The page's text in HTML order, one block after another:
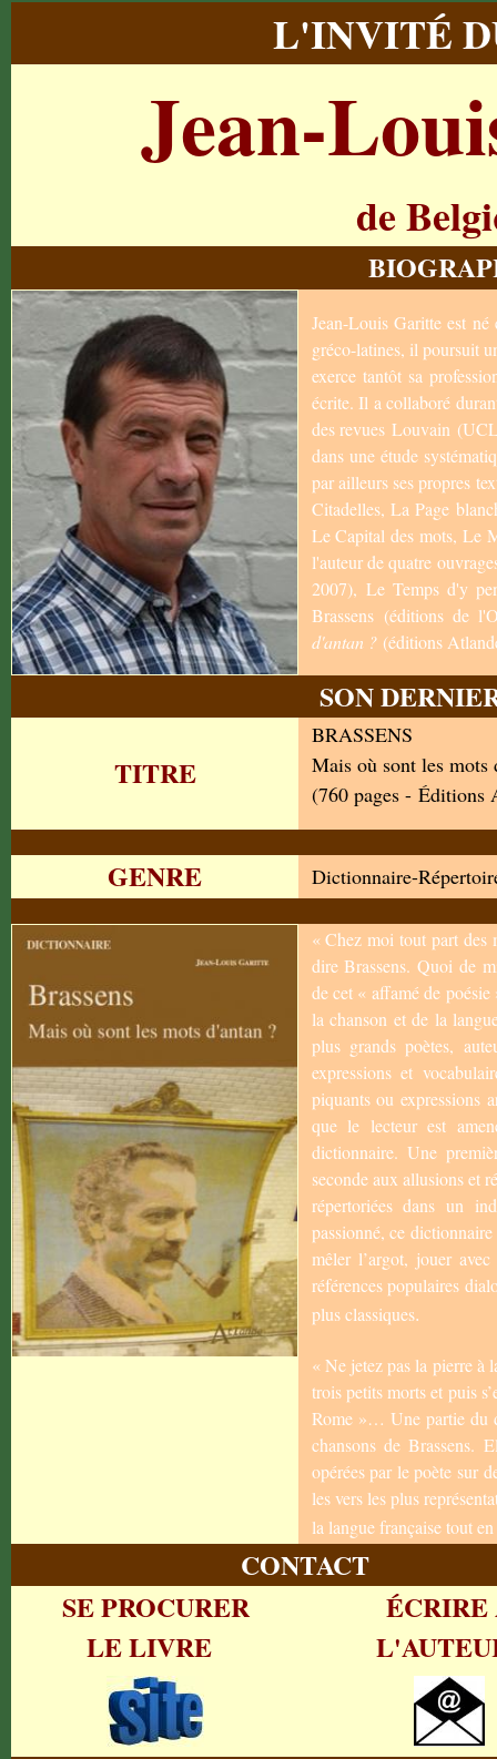
L'INVITÉ
Jean-
de
Jean-Louis Garitte est
gréco-latines, il poursuit
exerce tantôt sa
écrite. Il a collaboré
des revues Louvain
dans une étude
par ailleurs ses propres
Citadelles, La Page
Le Capital des mots, Le
l'auteur de quatre
2007), Le Temps d'y
Brassens (éditions de
d'antan ? (éditions
SON
TITRE
BRASSENS
Mais où sont les mots
(760 pages - Éditions
GENRE Dictionnaire-
« Chez moi tout part des
dire Brassens. Quoi de
de cet « affamé de
la chanson et de la
plus grands poètes,
expressions et
piquants ou expressions
que le lecteur est
dictionnaire. Une
seconde aux allusions et
répertoriées dans un
passionné, ce
mêler l’argot, jouer
références populaires
plus classiques.
« Ne jetez pas la pierre à
trois petits morts et puis
Rome »… Une partie du
chansons de Brassens.
opérées par le poète sur
les vers les plus
la langue française tout
CONTACT
SE PROCURER
LE LIVRE
ÉCRIRE